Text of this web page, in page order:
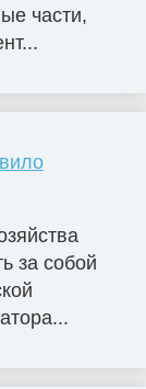
части,
за собой